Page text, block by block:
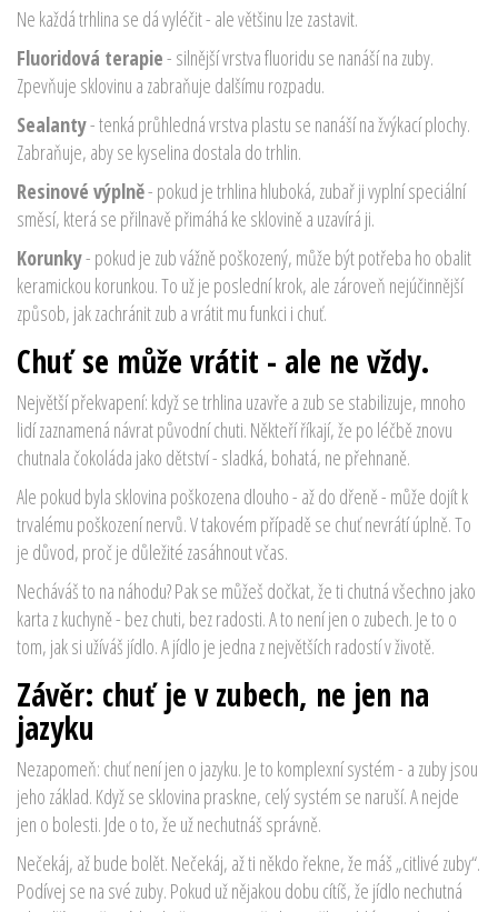
Ne každá trhlina se dá vyléčit - ale většinu lze zastavit.
Fluoridová terapie- silnější vrstva fluoridu se nanáší na zuby.
Zpevňuje sklovinu a zabraňuje dalšímu rozpadu.
Sealanty- tenká průhledná vrstva plastu se nanáší na žvýkací plochy.
Zabraňuje, aby se kyselina dostala do trhlin.
Resinové výplně- pokud je trhlina hluboká, zubař ji vyplní speciální
směsí, která se přilnavě přimáhá ke sklovině a uzavírá ji.
Korunky- pokud je zub vážně poškozený, může být potřeba ho obalit
keramickou korunkou. To už je poslední krok, ale zároveň nejúčinnější
způsob, jak zachránit zub a vrátit mu funkci i chuť.
Chuť se může vrátit - ale ne vždy.
Největší překvapení: když se trhlina uzavře a zub se stabilizuje, mnoho
lidí zaznamená návrat původní chuti. Někteří říkají, že po léčbě znovu
chutnala čokoláda jako dětství - sladká, bohatá, ne přehnaně.
Ale pokud byla sklovina poškozena dlouho - až do dřeně - může dojít k
trvalému poškození nervů. V takovém případě se chuť nevrátí úplně. To
je důvod, proč je důležité zasáhnout včas.
Necháváš to na náhodu? Pak se můžeš dočkat, že ti chutná všechno jako
karta z kuchyně - bez chuti, bez radosti. A to není jen o zubech. Je to o
tom, jak si užíváš jídlo. A jídlo je jedna z největších radostí v životě.
Závěr: chuť je v zubech, ne jen na
jazyku
Nezapomeň: chuť není jen o jazyku. Je to komplexní systém - a zuby jsou
jeho základ. Když se sklovina praskne, celý systém se naruší. A nejde
jen o bolesti. Jde o to, že už nechutnáš správně.
Nečekáj, až bude bolět. Nečekáj, až ti někdo řekne, že máš „citlivé zuby“.
Podívej se na své zuby. Pokud už nějakou dobu cítíš, že jídlo nechutná